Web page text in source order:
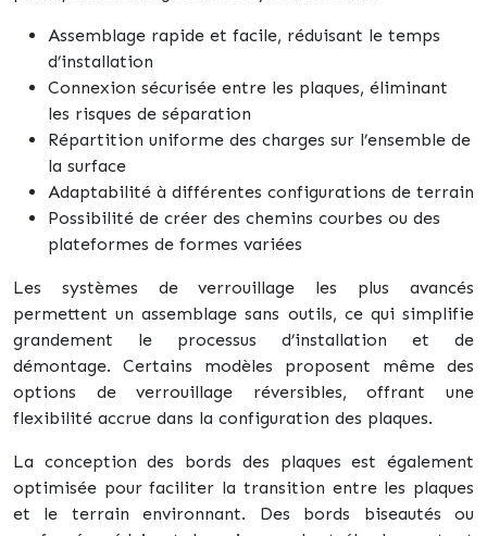
Assemblage rapide et facile, réduisant le temps
d’installation
Connexion sécurisée entre les plaques, éliminant
les risques de séparation
Répartition uniforme des charges sur l’ensemble de
la surface
Adaptabilité à différentes configurations de terrain
Possibilité de créer des chemins courbes ou des
plateformes de formes variées
Les systèmes de verrouillage les plus avancés
permettent un assemblage sans outils, ce qui simplifie
grandement le processus d’installation et de
démontage. Certains modèles proposent même des
options de verrouillage réversibles, offrant une
flexibilité accrue dans la configuration des plaques.
La conception des bords des plaques est également
optimisée pour faciliter la transition entre les plaques
et le terrain environnant. Des bords biseautés ou